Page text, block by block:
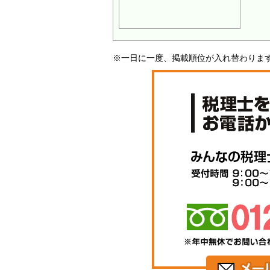
※一日に一度、掲載順位が入れ替わりま